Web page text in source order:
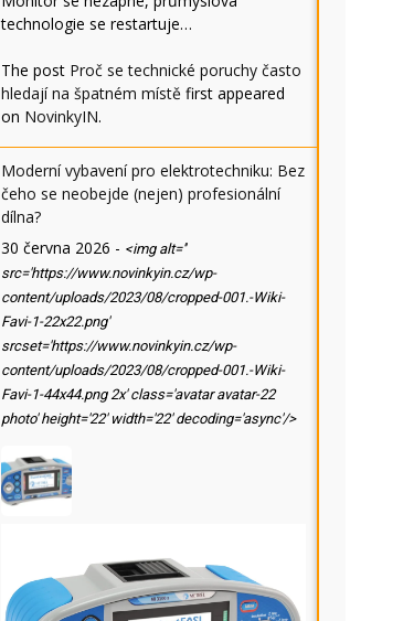
technologie se restartuje…
The post Proč se technické poruchy často
hledají na špatném místě first appeared
on NovinkyIN.
Moderní vybavení pro elektrotechniku: Bez
čeho se neobejde (nejen) profesionální
dílna?
30 června 2026 - <img alt=''
src='https://www.novinkyin.cz/wp-
content/uploads/2023/08/cropped-001.-Wiki-
Favi-1-22x22.png'
srcset='https://www.novinkyin.cz/wp-
content/uploads/2023/08/cropped-001.-Wiki-
Favi-1-44x44.png 2x' class='avatar avatar-22
photo' height='22' width='22' decoding='async'/>